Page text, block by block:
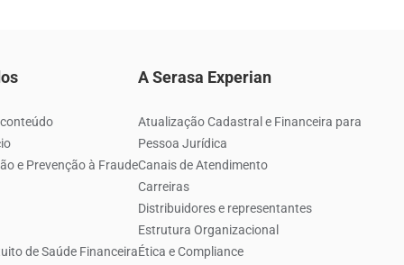
e Prevenção à Fraude
de Saúde Financeira
A Serasa Experian
Atualização Cadastral e Financeira para
Pessoa Jurídica
Canais de Atendimento
Carreiras
Distribuidores e representantes
Estrutura Organizacional
Ética e Compliance